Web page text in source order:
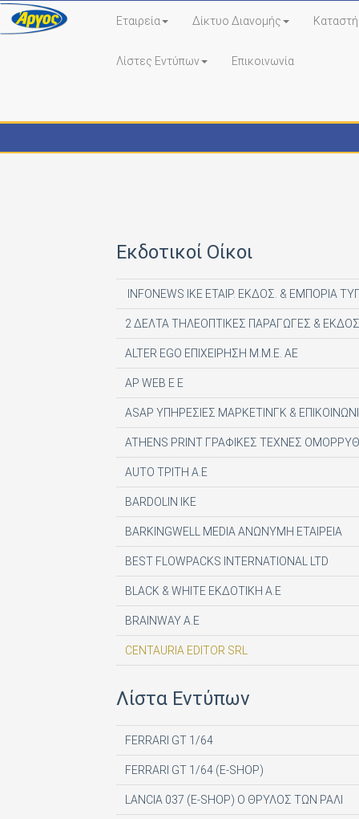
Εταιρεία Δίκτυο Διανομής
Λίστες Εντύπων Επικοινωνία
Εκδοτικοί Οίκοι
INFONEWS ΙΚΕ ΕΤΑΙΡ. ΕΚΔΟΣ. & ΕΜΠΟΡΙΑ
2 ΔΕΛΤΑ ΤΗΛΕΟΠΤΙΚΕΣ ΠΑΡΑΓΩΓΕΣ &
ALTER EGO ΕΠΙΧΕΙΡΗΣΗ Μ.Μ.Ε. ΑΕ
AP WEB Ε Ε
ASAP ΥΠΗΡΕΣΙΕΣ ΜΑΡΚΕΤΙΝΓΚ &
ATHENS PRINT ΓΡΑΦΙΚΕΣ ΤΕΧΝΕΣ
AUTO ΤΡΙΤΗ Α.Ε
BARDOLIN ΙΚΕ
BARKINGWELL MEDIA ΑΝΩΝΥΜΗ ΕΤΑΙΡΕΙΑ
BEST FLOWPACKS INTERNATIONAL LTD
BLACK & WHITE ΕΚΔΟΤΙΚΗ Α.Ε
BRAINWAY A.E
CENTAURIA EDITOR SRL
DIGITAL CONTENT S.A.
DIGITAL MEDIA EPTA LTD ΥΠΟΚΑΤΑΣΤΗΜΑ
DOCUMENTO MEDIA ΜΟΝΟΠΡΟΣΩΠΗ ΙΚΕ
Λίστα Εντύπων
FERRARI GT 1/64
FERRARI GT 1/64 (E-SHOP)
LANCIA 037 (E-SHOP) Ο ΘΡΥΛΟΣ ΤΩΝ ΡΑΛΙ